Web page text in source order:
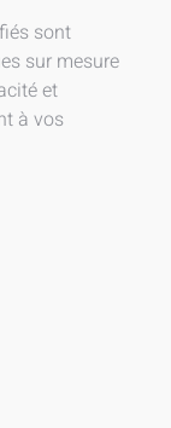
sont
sur mesure
et
à vos